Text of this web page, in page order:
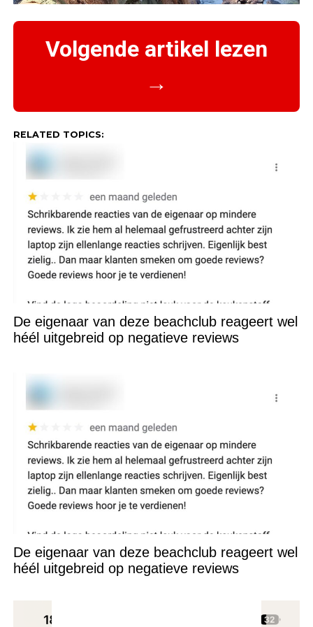
Volgende artikel lezen
→
RELATED TOPICS:
De eigenaar van deze beachclub reageert wel
héél uitgebreid op negatieve reviews
De eigenaar van deze beachclub reageert wel
héél uitgebreid op negatieve reviews